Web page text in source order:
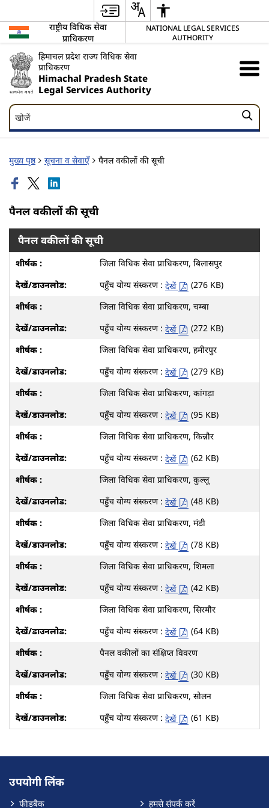
राष्ट्रीय विधिक सेवा
प्राधिकरण
NATIONAL LEGAL SERVICES
AUTHORITY
हिमाचल प्रदेश राज्य विधिक सेवा
प्राधिकरण
Himachal Pradesh State
Legal Services Authority
खोजें
खोजें
मुख्य पृष्ठ सूचना व सेवाएँ पैनल वकीलों की सूची
पैनल वकीलों की सूची
पैनल वकीलों की सूची
जिला विधिक सेवा प्राधिकरण, बिलासपुर
पहुँच योग्य संस्करण : देखें
(276 KB)
जिला विधिक सेवा प्राधिकरण, चम्बा
पहुँच योग्य संस्करण : देखें
(272 KB)
जिला विधिक सेवा प्राधिकरण, हमीरपुर
पहुँच योग्य संस्करण : देखें
(279 KB)
जिला विधिक सेवा प्राधिकरण, कांगड़ा
पहुँच योग्य संस्करण : देखें
(95 KB)
जिला विधिक सेवा प्राधिकरण, किन्नौर
पहुँच योग्य संस्करण : देखें
(62 KB)
जिला विधिक सेवा प्राधिकरण, कुल्लू
पहुँच योग्य संस्करण : देखें
(48 KB)
जिला विधिक सेवा प्राधिकरण, मंडी
पहुँच योग्य संस्करण : देखें
(78 KB)
जिला विधिक सेवा प्राधिकरण, शिमला
पहुँच योग्य संस्करण : देखें
(42 KB)
जिला विधिक सेवा प्राधिकरण, सिरमौर
पहुँच योग्य संस्करण : देखें
(64 KB)
पैनल वकीलों का संक्षिप्त विवरण
पहुँच योग्य संस्करण : देखें
(30 KB)
जिला विधिक सेवा प्राधिकरण, सोलन
पहुँच योग्य संस्करण : देखें (61 KB)
उपयोगी लिंक
फीडबैक हमसे संपर्क करें